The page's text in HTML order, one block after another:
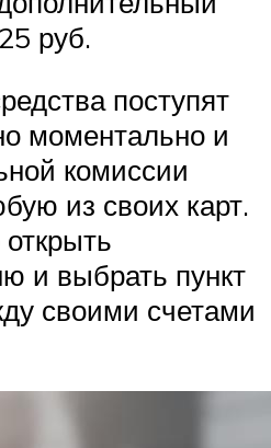
руб.
поступят
моментально и
комиссии
из своих карт.
и выбрать пункт
своими счетами